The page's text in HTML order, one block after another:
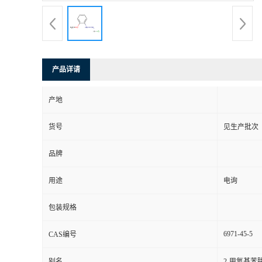
产品详请
产地
货号 见生产批次
品牌
用途 电询
包装规格
CAS编号 6971-45-5